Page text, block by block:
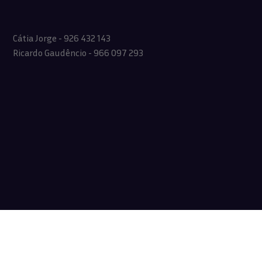
Cátia Jorge - 926 432 143
Ricardo Gaudêncio - 966 097 293